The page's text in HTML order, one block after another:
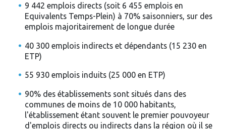
9 442 emplois directs (soit 6 455 emplois en
Equivalents Temps-Plein) à 70% saisonniers, sur des
emplois majoritairement de longue durée
40 300 emplois indirects et dépendants (15 230 en
ETP)
55 930 emplois induits (25 000 en ETP)
90% des établissements sont situés dans des
communes de moins de 10 000 habitants,
l'établissement étant souvent le premier pouvoyeur
d'emplois directs ou indirects dans la région où il se